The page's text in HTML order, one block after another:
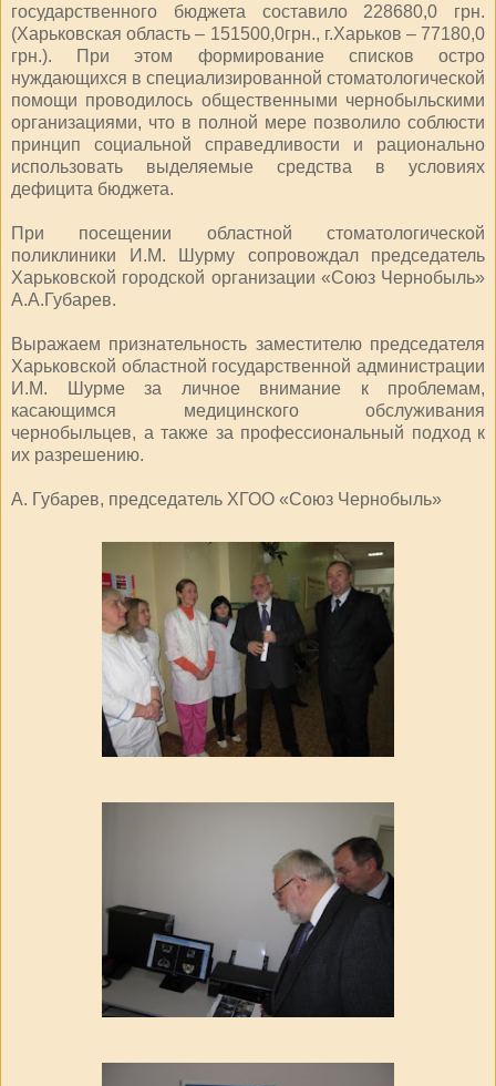
государственного бюджета составило 228680,0 грн.
(Харьковская область – 151500,0грн., г.Харьков – 77180,0
грн.). При этом формирование списков остро
нуждающихся в специализированной стоматологической
помощи проводилось общественными чернобыльскими
организациями, что в полной мере позволило соблюсти
принцип социальной справедливости и рационально
использовать выделяемые средства в условиях
дефицита бюджета.
При посещении областной стоматологической
поликлиники И.М. Шурму сопровождал председатель
Харьковской городской организации «Союз Чернобыль»
А.А.Губарев.
Выражаем признательность заместителю председателя
Харьковской областной государственной администрации
И.М. Шурме за личное внимание к проблемам,
касающимся медицинского обслуживания
чернобыльцев, а также за профессиональный подход к
их разрешению.
А. Губарев, председатель ХГОО «Союз Чернобыль»